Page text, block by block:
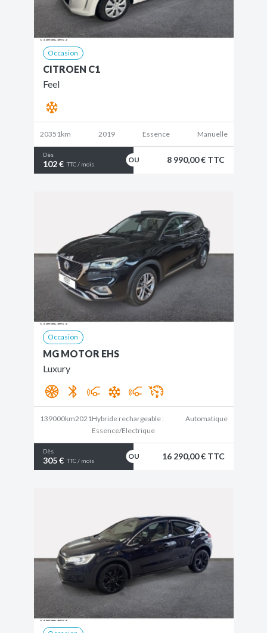
Occasion
CITROEN C1
Feel
20351km 2019 Essence Manuelle
Dès
102 € TTC / mois 8 990,00 € TTC
Occasion
MG MOTOR EHS
Luxury
139000km2021 Hybride rechargeable :
Essence/Electrique
Automatique
Dès
305 € TTC / mois 16 290,00 € TTC